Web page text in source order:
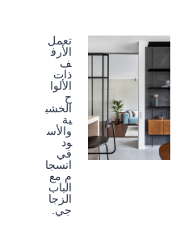
تعمل
الأرف
ف
ذات
الألوا
ح
الخشب
ية
والأس
ود
في
انسجا
م مع
الباب
الزجا
جي.